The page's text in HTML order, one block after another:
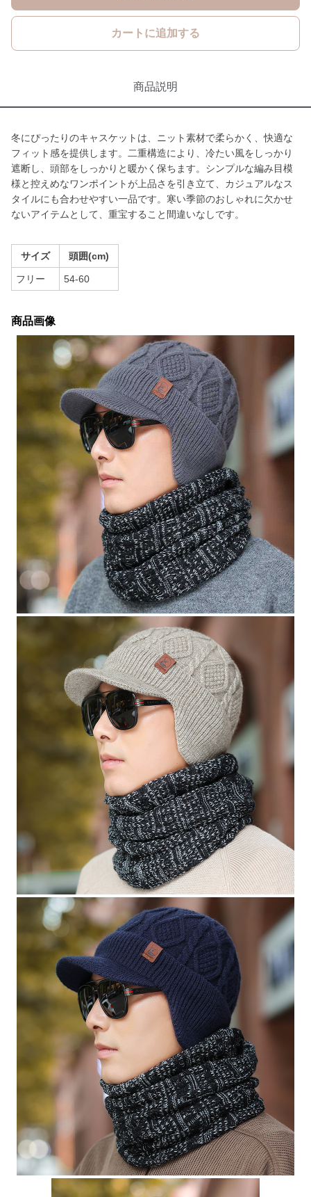
カートに追加する
商品説明
冬にぴったりのキャスケットは、ニット素材で柔らかく、快適な
フィット感を提供します。二重構造により、冷たい風をしっかり
遮断し、頭部をしっかりと暖かく保ちます。シンプルな編み目模
様と控えめなワンポイントが上品さを引き立て、カジュアルなス
タイルにも合わせやすい一品です。寒い季節のおしゃれに欠かせ
ないアイテムとして、重宝すること間違いなしです。
サイズ 頭囲(cm)
フリー 54-60
商品画像